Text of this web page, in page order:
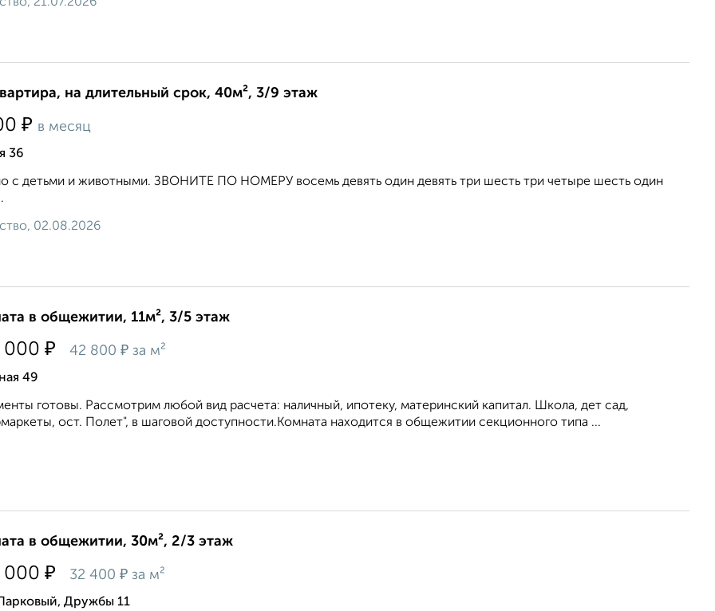
21.07.2026
на длительный срок, 40м², 3/9 этаж
₽ в месяц
36
с детьми и животными. ЗВОНИТЕ ПО НОМЕРУ восемь девять один девять три шесть три четыре шесть один
02.08.2026
в общежитии, 11м², 3/5 этаж
000 ₽ 42 800 ₽ за м²
49
готовы. Рассмотрим любой вид расчета: наличный, ипотеку, материнский капитал. Школа, дет сад,
ост. Полет", в шаговой доступности.Комната находится в общежитии секционного типа ...
в общежитии, 30м², 2/3 этаж
000 ₽ 32 400 ₽ за м²
Дружбы 11